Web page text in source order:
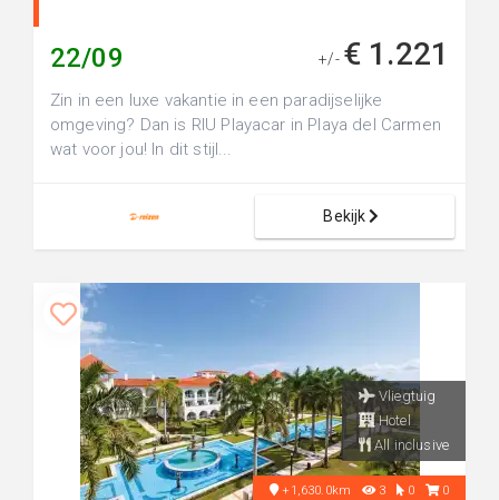
22/09 +/- € 1.221
Zin in een luxe vakantie in een paradijselijke
omgeving? Dan is RIU Playacar in Playa del Carmen
wat voor jou! In dit stijl...
Bekijk
Vliegtuig
Hotel
All inclusive
+1,630.0km 3 0 0